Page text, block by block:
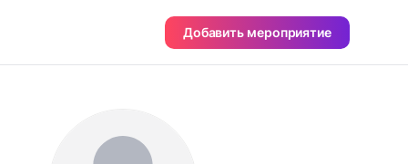
Добавить мероприятие